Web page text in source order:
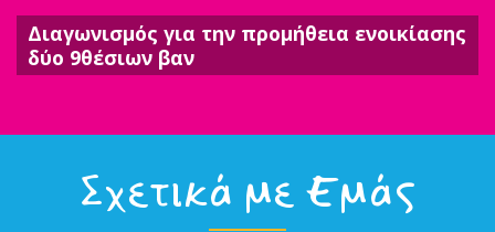
Διαγωνισμός για την προμήθεια ενοικίασης
δύο 9θέσιων βαν
Σχετικά με Εμάς